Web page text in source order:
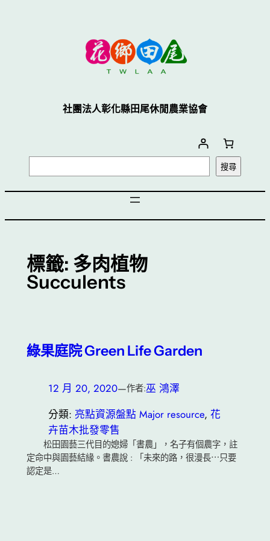
社團法人彰化縣田尾休閒農業協會
尋
搜尋
標籤: 多肉植物
Succulents
綠果庭院 Green Life Garden
12 月 20, 2020—作者:巫 鴻澤
分類: 亮點資源盤點 Major resource, 花
卉苗木批發零售
松田園藝三代目的媳婦「書農」，名子有個農字，註
定命中與園藝結緣。書農說 : 「未來的路，很漫長⋯只要
認定是…